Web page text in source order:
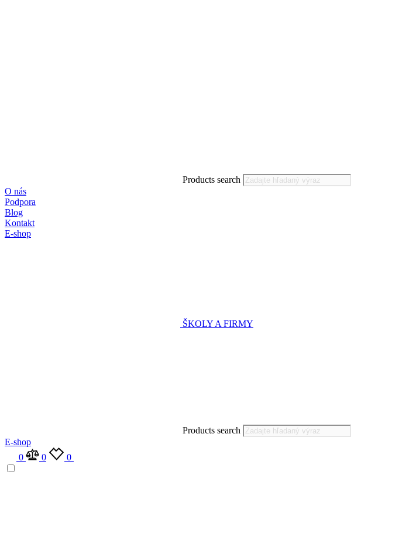
Products search
O nás
Podpora
Blog
Kontakt
E-shop
ŠKOLY A FIRMY
Products search
E-shop
0
0 0